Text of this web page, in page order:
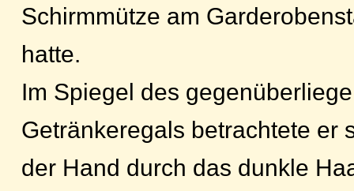
Schirmmütze am
hatte.
Im Spiegel des
Getränkeregals betrachtete er
der Hand durch das dunkle